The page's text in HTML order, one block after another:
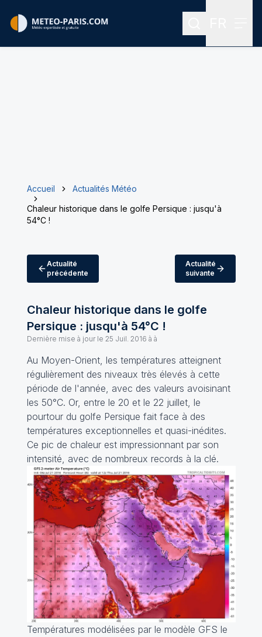
Rechercher
Accueil
Actualités Météo
Chaleur historique dans le golfe Persique : jusqu'à
54°C !
Actualité
précédente
Actualité
suivante
Chaleur historique dans le golfe
Persique : jusqu'à 54°C !
Dernière mise à jour le 25 Juil. 2016 à à
Au Moyen-Orient, les températures atteignent
régulièrement des niveaux très élevés à cette
période de l'année, avec des valeurs avoisinant
les 50°C. Or, entre le 20 et le 22 juillet, le
pourtour du golfe Persique fait face à des
températures exceptionnelles et quasi-inédites.
Ce pic de chaleur est impressionnant par son
intensité, avec de nombreux records à la clé.
Températures modélisées par le modèle GFS le